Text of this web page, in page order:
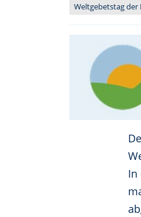
Weltgebetstag der
In